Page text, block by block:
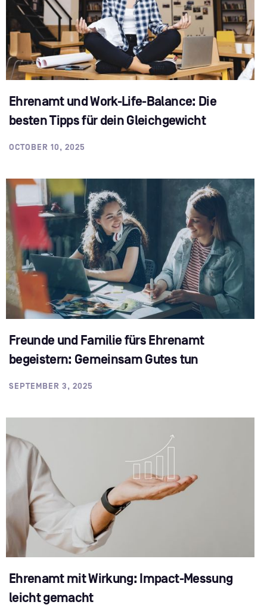
Ehrenamt und Work-Life-Balance: Die
besten Tipps für dein Gleichgewicht
OCTOBER 10, 2025
Freunde und Familie fürs Ehrenamt
begeistern: Gemeinsam Gutes tun
SEPTEMBER 3, 2025
Ehrenamt mit Wirkung: Impact-Messung
leicht gemacht